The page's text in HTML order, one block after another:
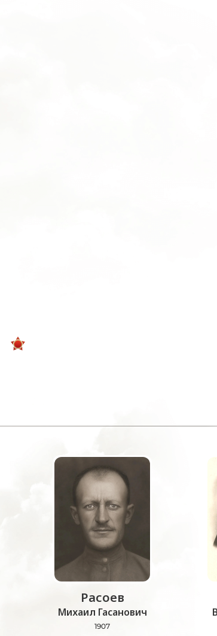
Расоев
Михаил Гасанович
1907